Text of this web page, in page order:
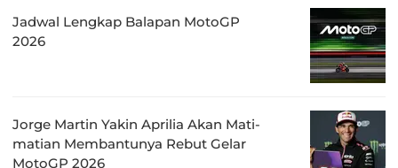
Jadwal Lengkap Balapan MotoGP
2026
Jorge Martin Yakin Aprilia Akan Mati-
matian Membantunya Rebut Gelar
MotoGP 2026